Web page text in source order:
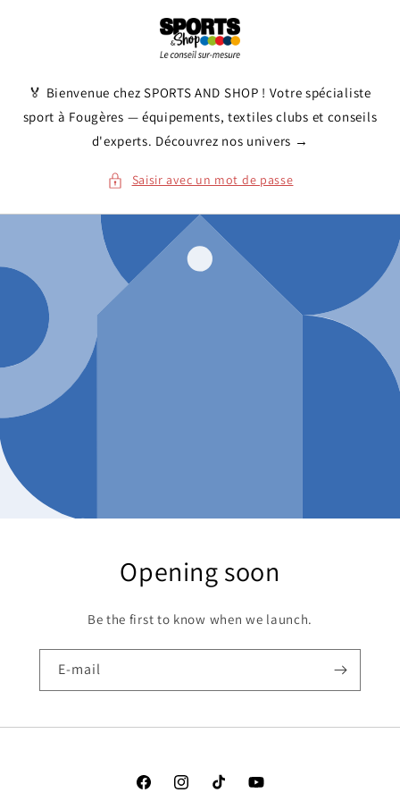
🏅 Bienvenue chez SPORTS AND SHOP ! Votre spécialiste
sport à Fougères — équipements, textiles clubs et conseils
d'experts. Découvrez nos univers →
Saisir avec un mot de passe
Opening soon
Be the first to know when we launch.
E-mail
FacebookInstagramTikTok YouTube